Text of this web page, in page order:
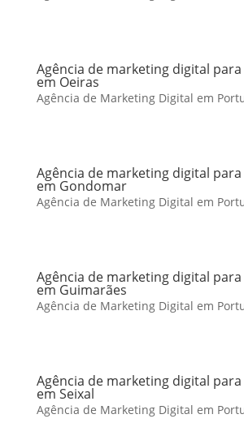
Agência de marketing digital
em Oeiras
Agência de Marketing Digital em
Agência de marketing digital
em Gondomar
Agência de Marketing Digital em
Agência de marketing digital
em Guimarães
Agência de Marketing Digital em
Agência de marketing digital
em Seixal
Agência de Marketing Digital em